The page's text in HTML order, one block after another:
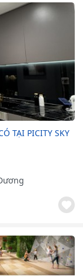
TẠI PICITY SKY